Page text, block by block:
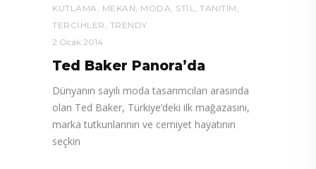
KUTLAMA
MEKAN MODA STIL TANITIM
TERCIHLER TRENDY
2 Ocak 2014
Ted Baker Panora’da
Dünyanın sayılı moda tasarımcıları arasında
olan Ted Baker, Türkiye’deki ilk mağazasını,
marka tutkunlarının ve cemiyet hayatının
seçkin